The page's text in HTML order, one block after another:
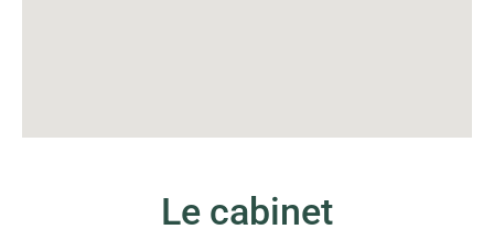
Le cabinet